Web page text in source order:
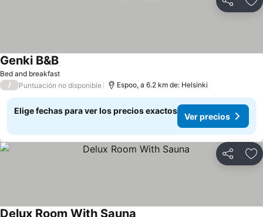
Compartir
Bed and breakfast
Genki B&B
/ Puntuación no disponible Espoo, a 6.2 km de: Helsinki
Elige fechas para ver los precios exactos
Ver precios
Compartir
Delux Room With Sauna